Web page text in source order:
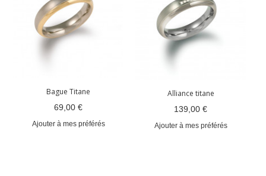
Bague Titane
69,00 €
Ajouter à mes préférés
Alliance titane
139,00 €
Ajouter à mes préférés